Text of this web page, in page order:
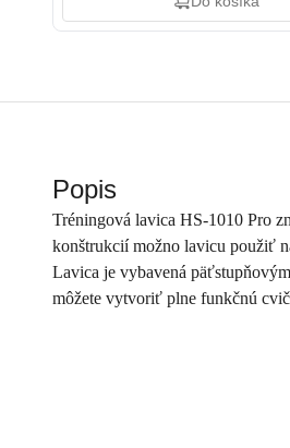
Popis
Tréningová lavica HS-1010 Pro
konštrukcií možno lavicu použiť
Lavica je vybavená
môžete vytvoriť plne funkčnú